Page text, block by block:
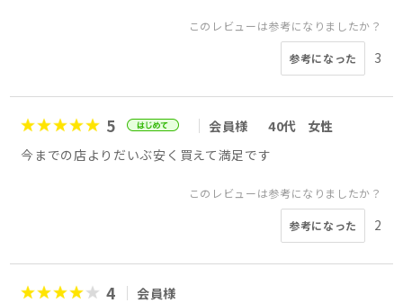
このレビューは参考になりましたか？
参考になった 3
5 会員様 40代
女性
今までの店よりだいぶ安く買えて満足です
このレビューは参考になりましたか？
参考になった 2
4 会員様